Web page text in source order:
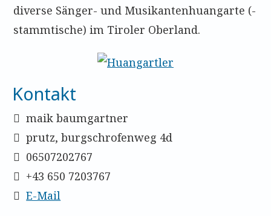
diverse Sänger- und Musikantenhuangarte (-
stammtische) im Tiroler Oberland.
Kontakt
maik baumgartner
prutz, burgschrofenweg 4d
06507202767
+43 650 7203767
E-Mail